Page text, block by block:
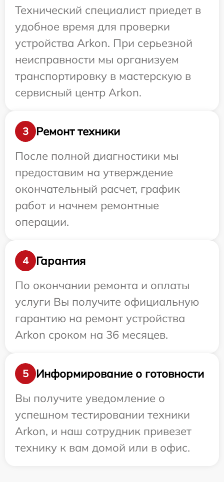
Технический специалист приедет в
удобное время для проверки
устройства Arkon. При серьезной
неисправности мы организуем
транспортировку в мастерскую в
сервисный центр Arkon.
3
Ремонт техники
После полной диагностики мы
предоставим на утверждение
окончательный расчет, график
работ и начнем ремонтные
операции.
4
Гарантия
По окончании ремонта и оплаты
услуги Вы получите официальную
гарантию на ремонт устройства
Arkon сроком на 36 месяцев.
5
Информирование о готовности
Вы получите уведомление о
успешном тестировании техники
Arkon, и наш сотрудник привезет
технику к вам домой или в офис.